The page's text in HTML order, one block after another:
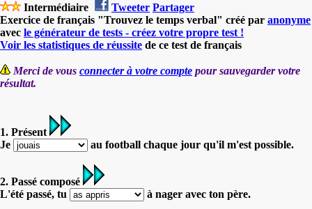
Intermédiaire Tweeter Partager
Exercice de français "Trouvez le temps verbal" créé par anonyme
avec le générateur de tests - créez votre propre test !
Voir les statistiques de réussite de ce test de français
Merci de vous connecter à votre compte pour sauvegarder votre
résultat.
1. Présent
Je
au football chaque jour qu'il m'est possible.
2. Passé composé
L'été passé, tu
à nager avec ton père.